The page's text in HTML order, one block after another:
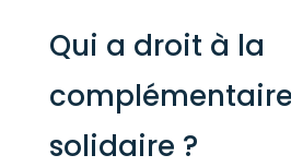
Qui a droit à la
solidaire ?